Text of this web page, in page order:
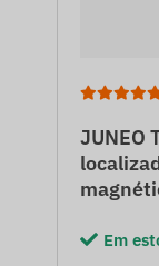
JUNEO
Em